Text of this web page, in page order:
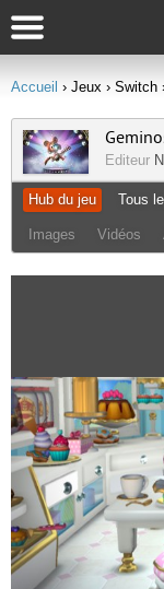
Accueil › Jeux › Switch
Editeur
Hub du jeu Tous
Images Vidéos